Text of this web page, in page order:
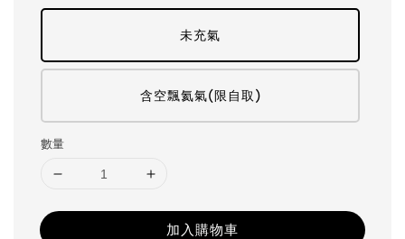
未充氣
含空飄氦氣(限自取)
數量
加入購物車